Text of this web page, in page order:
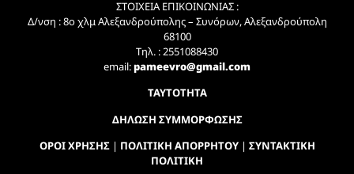
ΣΤΟΙΧΕΙΑ ΕΠΙΚΟΙΝΩΝΙΑΣ :
Δ/νση : 8ο χλμ Αλεξανδρούπολης – Συνόρων, Αλεξανδρούπολη
68100
Τηλ. : 2551088430
email:pameevro@gmail.com
ΤΑΥΤΟΤΗΤΑ
ΔΗΛΩΣΗ ΣΥΜΜΟΡΦΩΣΗΣ
ΟΡΟΙ ΧΡΗΣΗΣ| ΠΟΛΙΤΙΚΗ ΑΠΟΡΡΗΤΟΥ| ΣΥΝΤΑΚΤΙΚΗ
ΠΟΛΙΤΙΚΗ